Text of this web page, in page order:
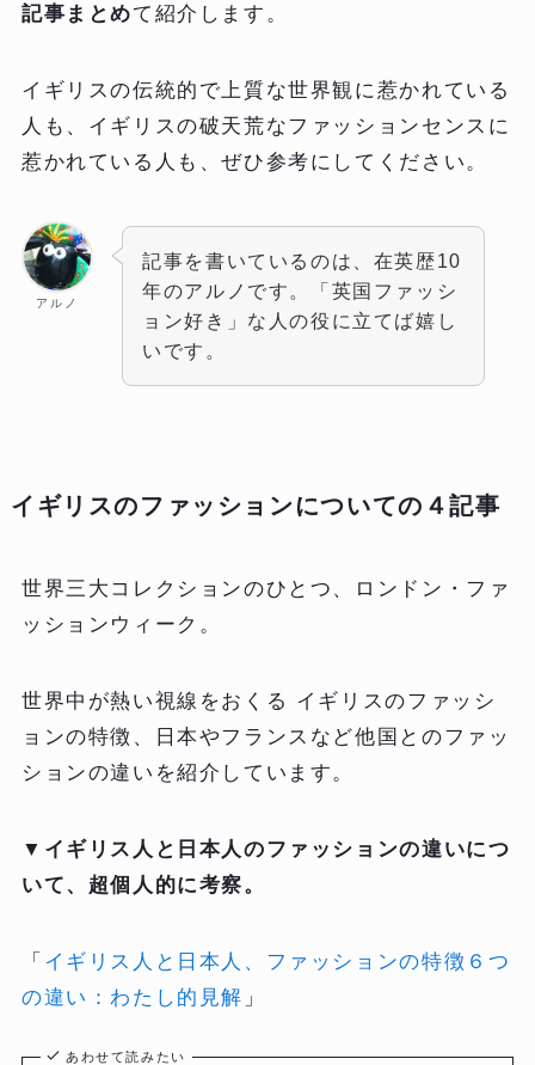
記事まとめて紹介します。
イギリスの伝統的で上質な世界観に惹かれている
人も、イギリスの破天荒なファッションセンスに
惹かれている人も、ぜひ参考にしてください。
アルノ
記事を書いているのは、在英歴10
年のアルノです。「英国ファッシ
ョン好き」な人の役に立てば嬉し
いです。
イギリスのファッションについての４記事
世界三大コレクションのひとつ、ロンドン・ファ
ッションウィーク。
世界中が熱い視線をおくる イギリスのファッシ
ョンの特徴、日本やフランスなど他国とのファッ
ションの違いを紹介しています。
▼ イギリス人と日本人のファッションの違いにつ
いて、超個人的に考察。
「 イギリス人と日本人、ファッションの特徴６つ
の違い：わたし的見解 」
あわせて読みたい